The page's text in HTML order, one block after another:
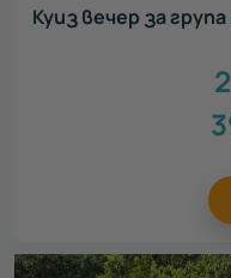
Куиз вечер за